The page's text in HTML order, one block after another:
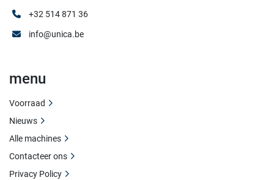
+32 514 871 36
info@unica.be
menu
Voorraad
Nieuws
Alle machines
Contacteer ons
Privacy Policy